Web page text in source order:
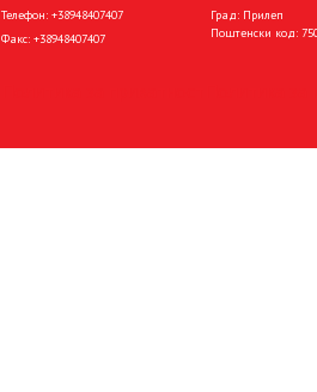
Телефон: +38948407407
Факс: +38948407407
Град: Прилеп
Поштенски код: